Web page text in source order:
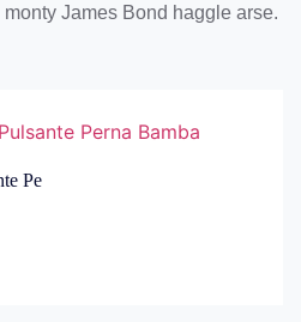
James Bond haggle arse.
Pe